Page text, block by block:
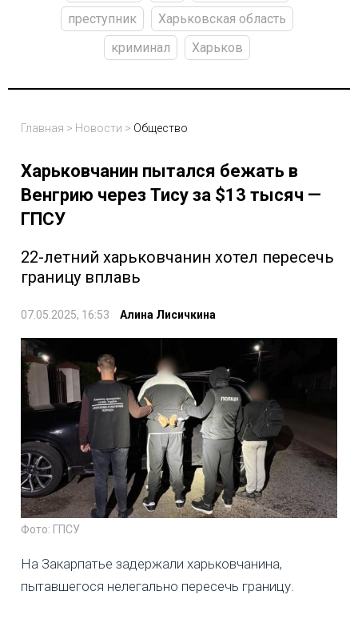
преступник
Харьковская область
криминал
Харьков
Главная > Новости > Общество
Харьковчанин пытался бежать в
Венгрию через Тису за $13 тысяч —
ГПСУ
22-летний харьковчанин хотел пересечь
границу вплавь
07.05.2025, 16:53 Алина Лисичкина
Фото: ГПСУ
На Закарпатье задержали харьковчанина,
пытавшегося нелегально пересечь границу.